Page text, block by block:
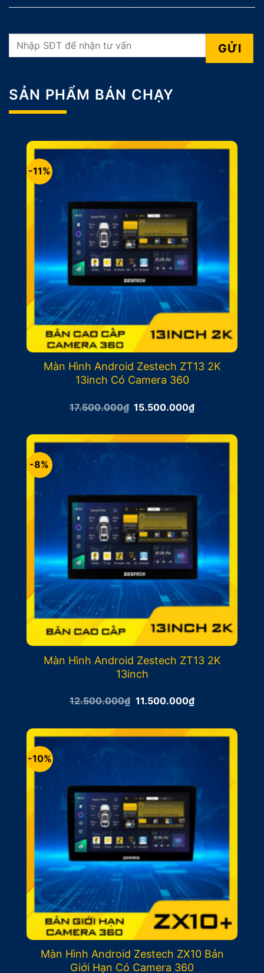
SẢN PHẨM BÁN CHẠY
-11%
Màn Hình Android Zestech ZT13 2K
13inch Có Camera 360
17.500.000₫ Giá
17.500.000₫.
15.500.000₫Giá
là:
15.500.000₫.
-8%
Màn Hình Android Zestech ZT13 2K
13inch
12.500.000₫ Giá
12.500.000₫.
11.500.000₫Giá
hiện
là:
11.500.000₫.
-10%
Màn Hình Android Zestech ZX10 Bản
Giới Hạn Có Camera 360